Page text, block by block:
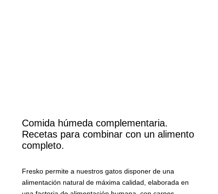
Comida húmeda complementaria.
Recetas para combinar con un alimento
completo.
Fresko permite a nuestros gatos disponer de una
alimentación natural de máxima calidad, elaborada en